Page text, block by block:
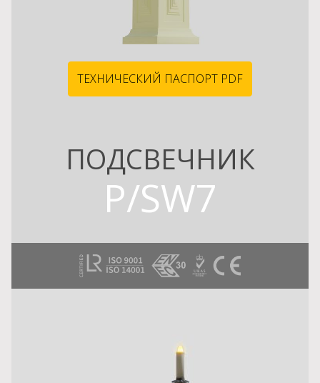
ТЕХНИЧЕСКИЙ ПАСПОРТ PDF
ПОДСВЕЧНИК
P/SW7